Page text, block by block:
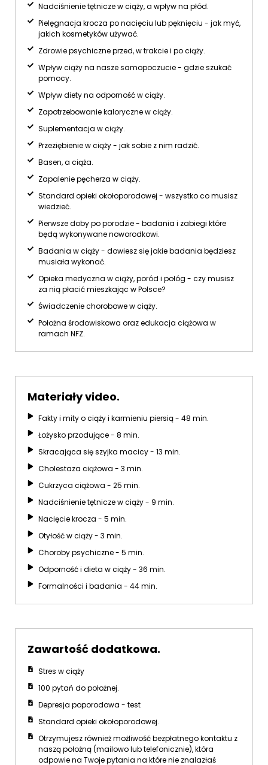
Nadciśnienie tętnicze w ciąży, a wpływ na płód.
Pielęgnacja krocza po nacięciu lub pęknięciu - jak myć,
jakich kosmetyków używać.
Zdrowie psychiczne przed, w trakcie i po ciąży.
Wpływ ciąży na nasze samopoczucie - gdzie szukać
pomocy.
Wpływ diety na odporność w ciąży.
Zapotrzebowanie kaloryczne w ciąży.
Suplementacja w ciąży.
Przeziębienie w ciąży - jak sobie z nim radzić.
Basen, a ciąża.
Zapalenie pęcherza w ciąży.
Standard opieki okołoporodowej - wszystko co musisz
wiedzieć.
Pierwsze doby po porodzie - badania i zabiegi które
będą wykonywane noworodkowi.
Badania w ciąży - dowiesz się jakie badania będziesz
musiała wykonać.
Opieka medyczna w ciąży, poród i połóg - czy musisz
za nią płacić mieszkając w Polsce?
Świadczenie chorobowe w ciąży.
Położna środowiskowa oraz edukacja ciążowa w
ramach NFZ.
Materiały video.
Fakty i mity o ciąży i karmieniu piersią - 48 min.
Łożysko przodujące - 8 min.
Skracająca się szyjka macicy - 13 min.
Cholestaza ciążowa - 3 min.
Cukrzyca ciążowa - 25 min.
Nadciśnienie tętnicze w ciąży - 9 min.
Nacięcie krocza - 5 min.
Otyłość w ciąży - 3 min.
Choroby psychiczne - 5 min.
Odporność i dieta w ciąży - 36 min.
Formalności i badania - 44 min.
Zawartość dodatkowa.
Stres w ciąży
100 pytań do położnej.
Depresja poporodowa - test
Standard opieki okołoporodowej.
Otrzymujesz również możliwość bezpłatnego kontaktu z
naszą położną (mailowo lub telefonicznie), która
odpowie na Twoje pytania na które nie znalazłaś